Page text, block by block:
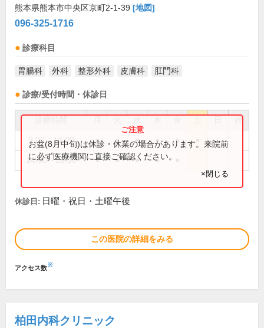
熊本県熊本市中央区京町2-1-39 [地図]
096-325-1716
診療科目
胃腸科 外科 整形外科 皮膚科 肛門科
診療/受付時間・休診日
祝
9:00～13:00 ● ● ● ● ●
14:30～18:00 ● ● ● ●
お盆(8月中旬)は休診・休業の場合があります。来院前
に必ず医療機関に直接ご確認ください。
×閉じる
休診日: 日曜・祝日・土曜午後
この医院の詳細をみる
アクセス数※
柏田内科クリニック